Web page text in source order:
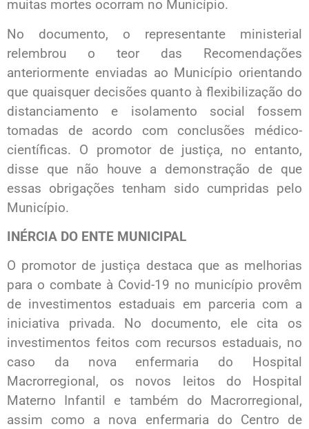
muitas mortes ocorram no Município.
No documento, o representante ministerial
relembrou o teor das Recomendações
anteriormente enviadas ao Município orientando
que quaisquer decisões quanto à flexibilização do
distanciamento e isolamento social fossem
tomadas de acordo com conclusões médico-
científicas. O promotor de justiça, no entanto,
disse que não houve a demonstração de que
essas obrigações tenham sido cumpridas pelo
Município.
INÉRCIA DO ENTE MUNICIPAL
O promotor de justiça destaca que as melhorias
para o combate à Covid-19 no município provêm
de investimentos estaduais em parceria com a
iniciativa privada. No documento, ele cita os
investimentos feitos com recursos estaduais, no
caso da nova enfermaria do Hospital
Macrorregional, os novos leitos do Hospital
Materno Infantil e também do Macrorregional,
assim como a nova enfermaria do Centro de